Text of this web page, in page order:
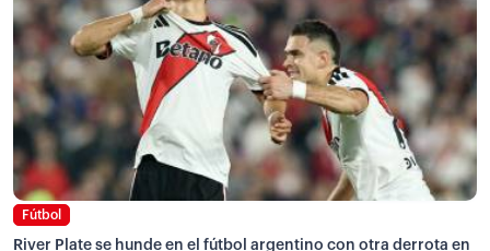
Fútbol
River Plate se hunde en el fútbol argentino con otra derrota en